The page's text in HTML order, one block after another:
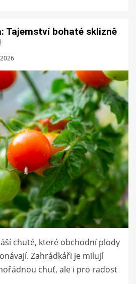
Tajemství bohaté sklizně
chutě, které obchodní plody
Zahrádkáři je milují
chuť, ale i pro radost